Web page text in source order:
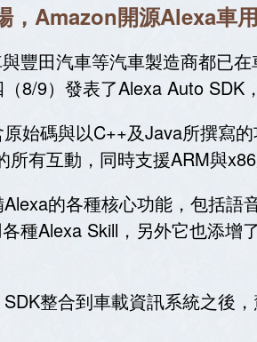
，Amazon開源Alexa車
豐田汽車等汽車製造商都已
8/9）發表了Alexa Auto SDK
始碼與以C++及Java所撰寫
有互動，同時支援ARM與
的各種核心功能，包括
種Alexa Skill，另外它也添
整合到車載資訊系統之後